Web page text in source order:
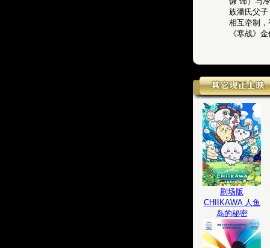
族潘氏父
相互牵制
《寒战》
剧场版
CHIIKAWA 人鱼
岛的秘密